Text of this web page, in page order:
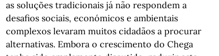
as soluções tradicionais já não respondem a
desafios sociais, económicos e ambientais
complexos levaram muitos cidadãos a procurar
alternativas. Embora o crescimento do Chega